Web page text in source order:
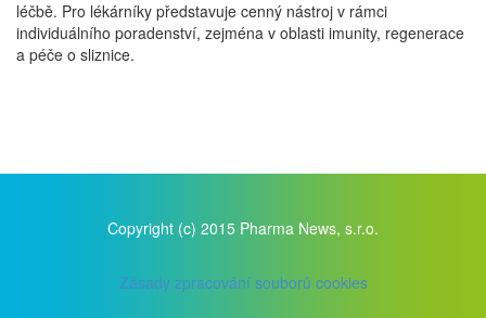
léčbě. Pro lékárníky představuje cenný nástroj v rámci
individuálního poradenství, zejména v oblasti imunity, regenerace
a péče o sliznice.
Copyright (c) 2015 Pharma News, s.r.o.
Zásady zpracování souborů cookies